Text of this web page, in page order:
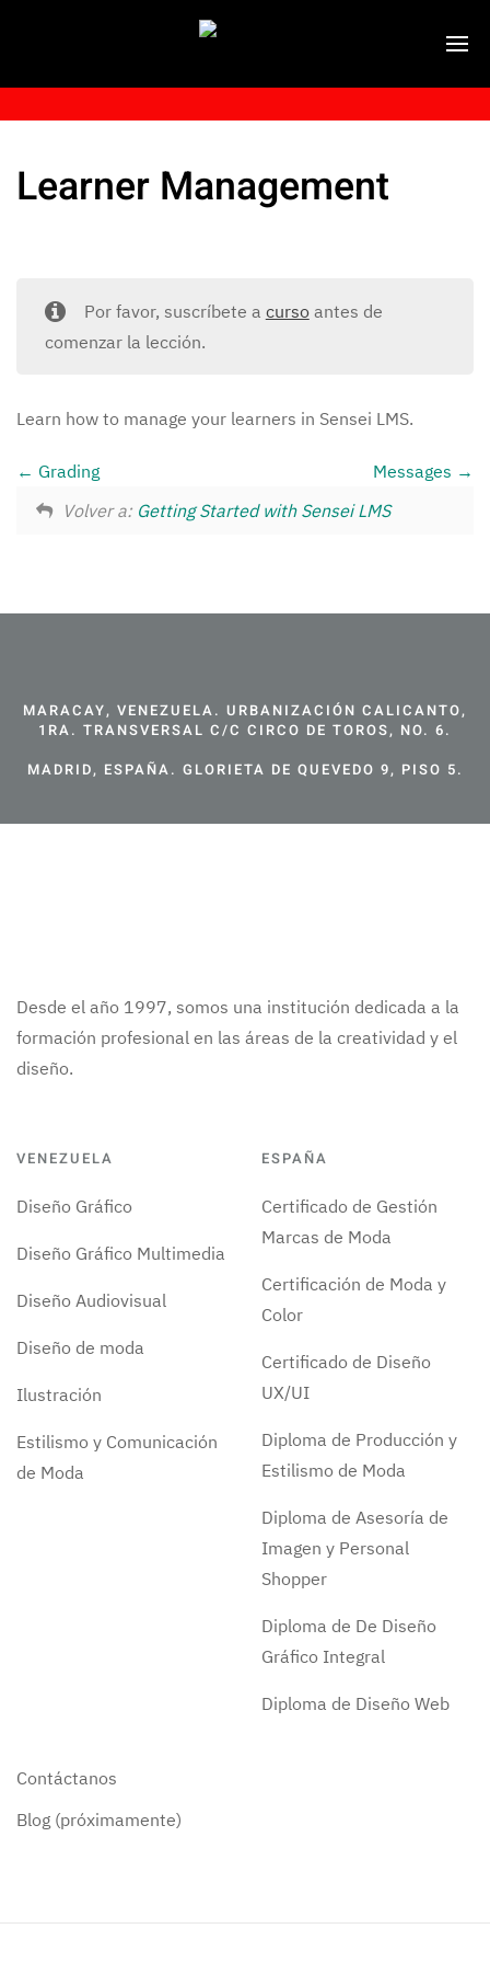
Learner Management
Por favor, suscríbete a cursoantes de
comenzar la lección.
Learn how to manage your learners in Sensei LMS.
Grading
Messages
Volver a: Getting Started with Sensei LMS
MARACAY, VENEZUELA. URBANIZACIÓN CALICANTO,
1RA. TRANSVERSAL C/C CIRCO DE TOROS, NO. 6.
MADRID, ESPAÑA. GLORIETA DE QUEVEDO 9, PISO 5.
Desde el año 1997, somos una institución dedicada a la
formación profesional en las áreas de la creatividad y el
diseño.
VENEZUELA
Diseño Gráfico
Diseño Gráfico Multimedia
Diseño Audiovisual
Diseño de moda
Ilustración
Estilismo y Comunicación
de Moda
ESPAÑA
Certificado de Gestión
Marcas de Moda
Certificación de Moda y
Color
Certificado de Diseño
UX/UI
Diploma de Producción y
Estilismo de Moda
Diploma de Asesoría de
Imagen y Personal
Shopper
Diploma de De Diseño
Gráfico Integral
Diploma de Diseño Web
Contáctanos
Blog (próximamente)